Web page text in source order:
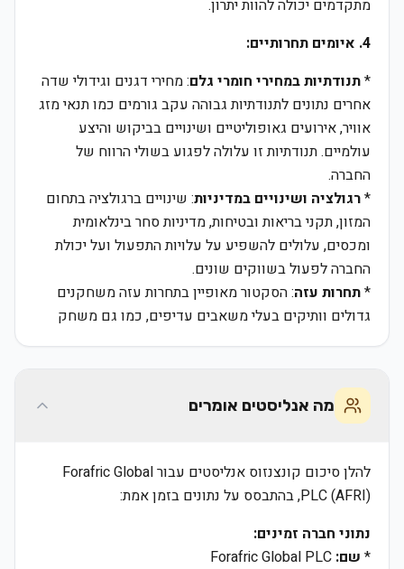
מתקדמים יכולה להוות יתרון.
4. איומים תחרותיים:
*תנודתיות במחירי חומרי גלם: מחירי דגנים וגידולי שדה
אחרים נתונים לתנודתיות גבוהה עקב גורמים כמו תנאי מזג
אוויר, אירועים גאופוליטיים ושינויים בביקוש והיצע
עולמיים. תנודתיות זו עלולה לפגוע בשולי הרווח של
החברה.
*רגולציה ושינויים במדיניות: שינויים ברגולציה בתחום
המזון, תקני בריאות ובטיחות, מדיניות סחר בינלאומית
ומכסים, עלולים להשפיע על עלויות התפעול ועל יכולת
החברה לפעול בשווקים שונים.
*תחרות עזה: הסקטור מאופיין בתחרות עזה משחקנים
גדולים וותיקים בעלי משאבים עדיפים, כמו גם משחק
מה אנליסטים אומרים
להלן סיכום קונצנזוס אנליסטים עבור Forafric Global
PLC (AFRI), בהתבסס על נתונים בזמן אמת:
נתוני חברה זמינים:
* שם: